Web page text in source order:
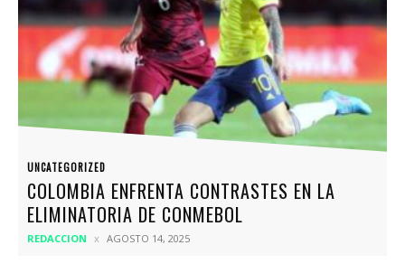
UNCATEGORIZED
COLOMBIA ENFRENTA CONTRASTES EN LA
ELIMINATORIA DE CONMEBOL
REDACCION AGOSTO 14, 2025